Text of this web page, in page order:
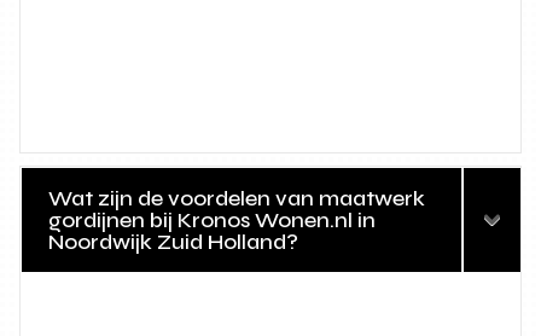
Wat zijn de voordelen van maatwerk
gordijnen bij Kronos Wonen.nl in
Noordwijk Zuid Holland?